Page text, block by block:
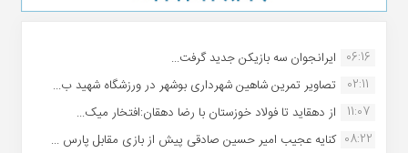
06:16 ایرانجوان سه بازیکن جدید گرفت...
02:11
تصاویر تمرین شاهین شهردارى بوشهر در ورزشگاه شهید ب...
11:07
از دهقاید تا فولاد خوزستان با رضا دهقان:افتخار میک...
08:22 کنایه عجیب امیر حسین صادقی پیش از بازی مقابل پارس ...